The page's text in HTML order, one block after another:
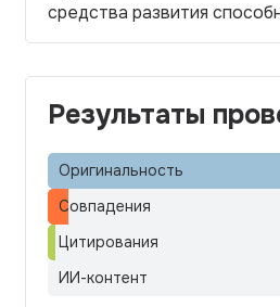
средства развития
Результаты
Оригинальность
Совпадения
Цитирования
ИИ-контент